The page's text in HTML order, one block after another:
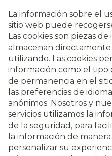
La información sobre el
sitio web puede
Las cookies son piezas
almacenan
utilizando. Las cookies
información como el tipo
de permanencia en el
las preferencias de
anónimos. Nosotros y
servicios utilizamos la
de la seguridad, para
la información de
personalizar su